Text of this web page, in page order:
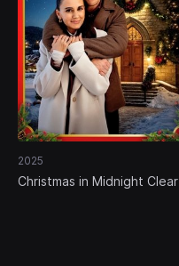
2025
Christmas in Midnight Clear